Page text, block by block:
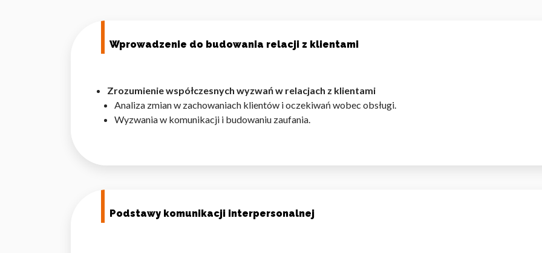
Wprowadzenie do budowania relacji z klientami
Zrozumienie współczesnych wyzwań w relacjach z klientami
Analiza zmian w zachowaniach klientów i oczekiwań wobec obsługi.
Wyzwania w komunikacji i budowaniu zaufania.
Podstawy komunikacji interpersonalnej